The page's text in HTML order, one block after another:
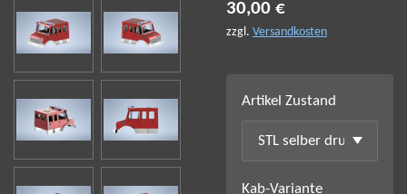
30,00 €
zzgl. Versandkosten
Artikel Zustand
Kab-Variante